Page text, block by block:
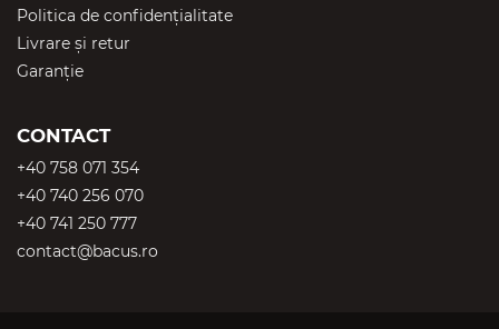
Politica de confidențialitate
Livrare și retur
Garanție
CONTACT
+40 758 071 354
+40 740 256 070
+40 741 250 777
contact@bacus.ro